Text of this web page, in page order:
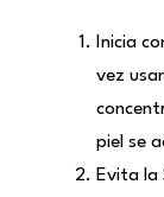
Inicia
vez
piel se
Evita la